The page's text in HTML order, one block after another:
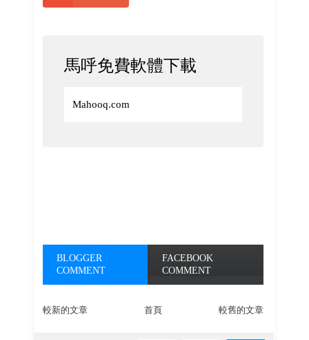
馬呼免費軟體下載
Mahooq.com
BLOGGER
COMMENT
FACEBOOK
COMMENT
較新的文章 較舊的文章
首頁